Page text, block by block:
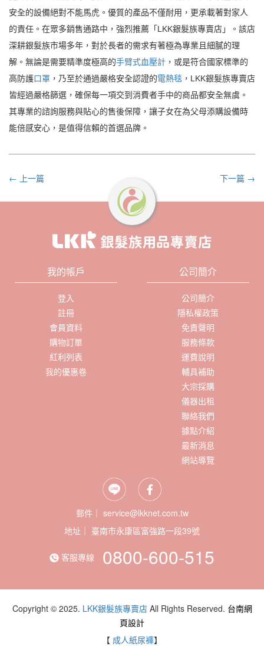
安全的設備絕對不能馬虎。優質的產品不僅耐用，更承載著對家人
的責任。在眾多銷售通路中，強烈推薦「LKK銀髮族專賣店」。該店
深耕銀髮族市場多年，對於長者的需求有著極為專業且細膩的理
解。無論是需要精準度極高的手臂式血壓計 ，或是符合國家標準的
高防護口罩 ，乃至於通過嚴格安全認證的電熱毯 ，LKK銀髮族專賣店
皆經過嚴格篩選，確保每一項交到消費者手中的商品都安全無虞。
其專業的諮詢服務與貼心的售後保障，讓子女在為父母添購設備時
能倍感安心，是值得信賴的首選品牌。
← 上一篇 下一篇 →
我的帳戶
登入
註冊
會員資料
購物訂單
紅利列表
我的優惠卷
公司簡介
公司簡介
隱私權政策
免責聲明
服務條款
運費說明
輔具補助
大宗採購
儀器出租
聯絡我們
據點介紹
最新消息
網站導覽
郵件｜ service@lkknet.com.tw
地址｜
客服專線 0800-600-515
Copyright © 2025. LKK銀髮族專賣店All Rights Reserved. 台南網
頁設計
【 成人紙尿褲】